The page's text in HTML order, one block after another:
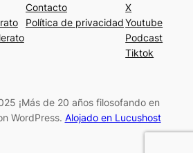
Contacto
Política de privacidad
X
Youtube
Podcast
Tiktok
¡Más de 20 años filosofando en
WordPress. Alojado en Lucushost